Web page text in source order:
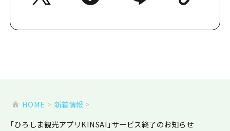
HOME
新着情報
「ひろしま観光アプリKINSAI」サービス終了のお知らせ